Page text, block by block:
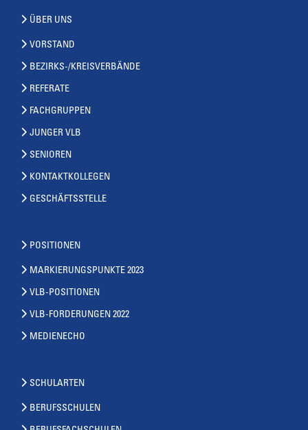
ÜBER UNS
VORSTAND
BEZIRKS-/KREISVERBÄNDE
REFERATE
FACHGRUPPEN
JUNGER VLB
SENIOREN
KONTAKTKOLLEGEN
GESCHÄFTSSTELLE
POSITIONEN
MARKIERUNGSPUNKTE 2023
VLB-POSITIONEN
VLB-FORDERUNGEN 2022
MEDIENECHO
SCHULARTEN
BERUFSSCHULEN